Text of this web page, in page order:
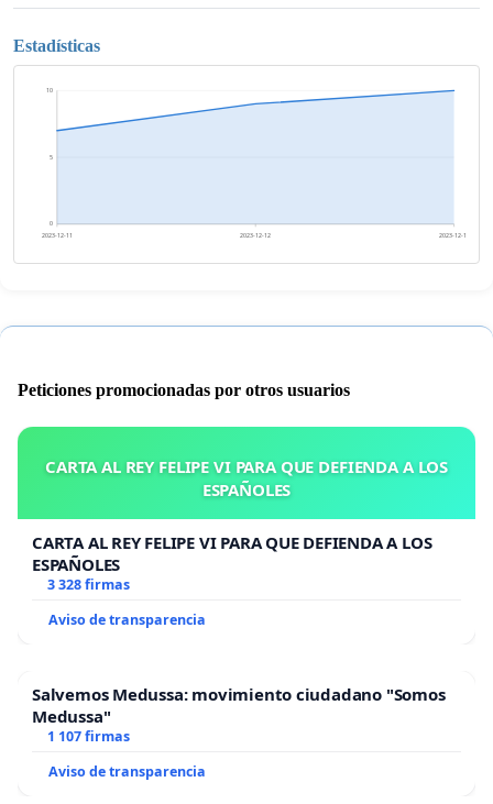
Estadísticas
0
5
10
2023-12-11 2023-12-12 2023-12-13
Peticiones promocionadas por otros usuarios
CARTA AL REY FELIPE VI PARA QUE DEFIENDA A LOS
ESPAÑOLES
CARTA AL REY FELIPE VI PARA QUE DEFIENDA A LOS
ESPAÑOLES
3 328 firmas
Aviso de transparencia
Salvemos Medussa: movimiento ciudadano "Somos
Medussa"
1 107 firmas
Aviso de transparencia